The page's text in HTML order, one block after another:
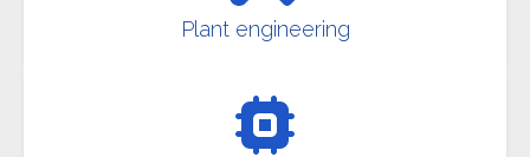
Plant engineering